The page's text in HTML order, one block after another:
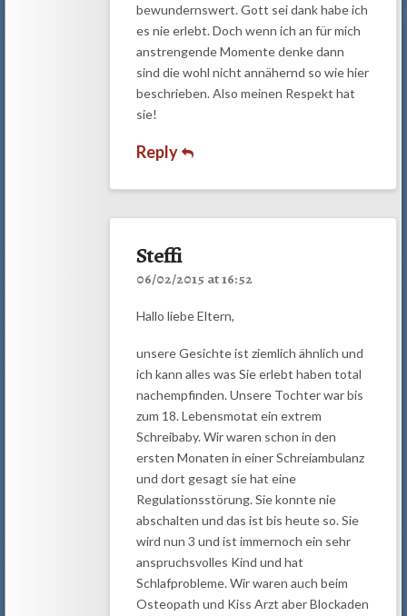
bewundernswert. Gott sei dank habe ich
es nie erlebt. Doch wenn ich an für mich
anstrengende Momente denke dann
sind die wohl nicht annähernd so wie hier
beschrieben. Also meinen Respekt hat
sie!
Reply
Steffi
06/02/2015 at 16:52
Hallo liebe Eltern,
unsere Gesichte ist ziemlich ähnlich und
ich kann alles was Sie erlebt haben total
nachempfinden. Unsere Tochter war bis
zum 18. Lebensmotat ein extrem
Schreibaby. Wir waren schon in den
ersten Monaten in einer Schreiambulanz
und dort gesagt sie hat eine
Regulationsstörung. Sie konnte nie
abschalten und das ist bis heute so. Sie
wird nun 3 und ist immernoch ein sehr
anspruchsvolles Kind und hat
Schlafprobleme. Wir waren auch beim
Osteopath und Kiss Arzt aber Blockaden